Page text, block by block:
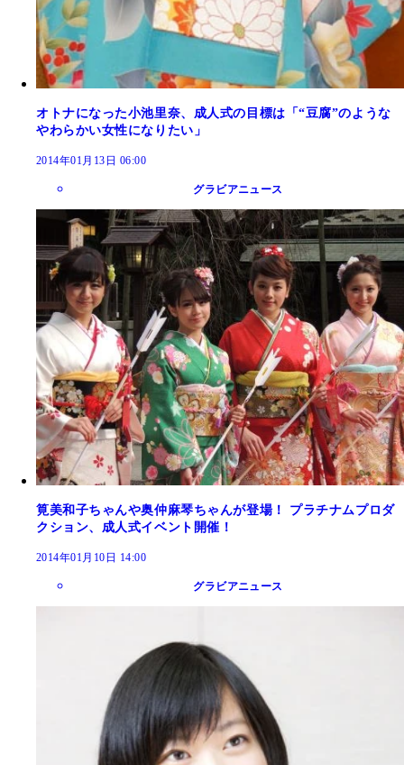
オトナになった小池里奈、成人式の目標は「“豆腐”のような
やわらかい女性になりたい」
2014年01月13日 06:00
グラビアニュース
筧美和子ちゃんや奥仲麻琴ちゃんが登場！ プラチナムプロダ
クション、成人式イベント開催！
2014年01月10日 14:00
グラビアニュース